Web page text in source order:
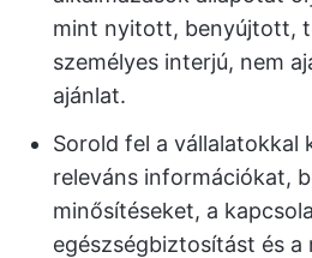
mint nyitott, benyújtott,
személyes interjú, nem
ajánlat.
Sorold fel a vállalatokkal
releváns információkat,
minősítéseket, a
egészségbiztosítást és a